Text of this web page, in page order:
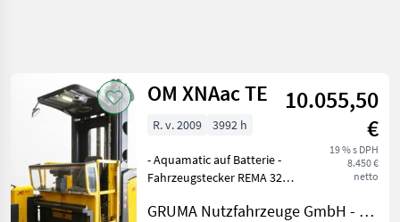
Kategorie 4 Země Filtry
AKTUÁLNÍ
CESTA
poľnohospodárska
technika
Obnovit
Zobrazit
výsledků
OM XNAac TE
10.055,50
€
19 % s DPH
8.450 €
netto
R. v. 2009 3992 h
- Aquamatic auf Batterie -
Fahrzeugstecker REMA 320A
ohne Rollen - Fahrzeug:
GRUMA Nutzfahrzeuge GmbH - Staplertechnik